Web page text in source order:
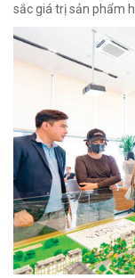
sắc giá trị sản phẩm